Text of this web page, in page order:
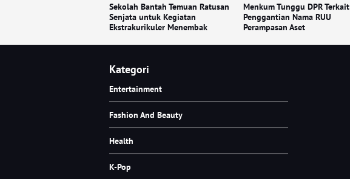
Sekolah Bantah Temuan Ratusan
Senjata untuk Kegiatan
Ekstrakurikuler Menembak
Menkum Tunggu DPR Terkait
Penggantian Nama RUU
Perampasan Aset
Kategori
Entertainment
Fashion And Beauty
Health
K-Pop